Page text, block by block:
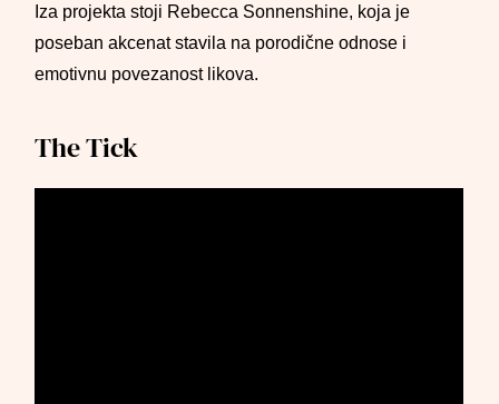
Iza projekta stoji Rebecca Sonnenshine, koja je
poseban akcenat stavila na porodične odnose i
emotivnu povezanost likova.
The Tick